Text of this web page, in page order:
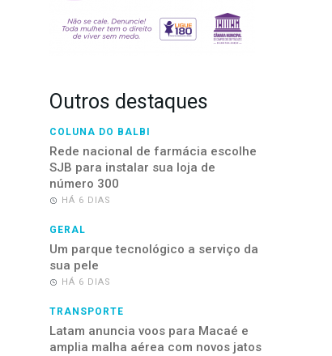
Outros destaques
COLUNA DO BALBI
Rede nacional de farmácia escolhe
SJB para instalar sua loja de
número 300
HÁ 6 DIAS
GERAL
Um parque tecnológico a serviço da
sua pele
HÁ 6 DIAS
TRANSPORTE
Latam anuncia voos para Macaé e
amplia malha aérea com novos jatos